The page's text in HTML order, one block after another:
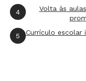
Por que judeus e
Saiba quais são
4
Volta às
5 Currículo escolar